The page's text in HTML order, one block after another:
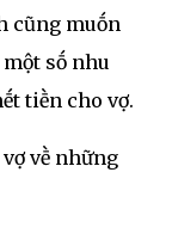
cũng muṓn
sṓ nhu
tiḕn cho vợ.
vḕ những